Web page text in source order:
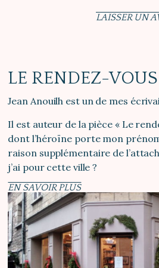
LAISSER UN
LE RENDEZ-
Jean Anouilh est un de mes
Il est auteur de la pièce « Le
dont l’héroïne porte mon
raison supplémentaire de
j’ai pour cette ville ?
EN SAVOIR PLUS